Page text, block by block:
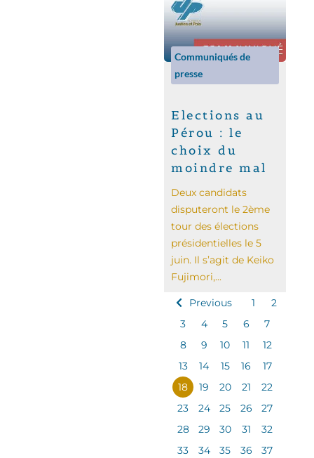
Communiqués de
presse
Elections au
Pérou : le
choix du
moindre mal
Deux candidats
disputeront le 2ème
tour des élections
présidentielles le 5
juin. Il s’agit de Keiko
Fujimori,...
Previous 1
2
3
4 5 6
7
8
9 10 11
12
13
14 15 16
17
18
19 20 21
22
23
24 25 26
27
28
29 30 31
32
33
34 35 36
37